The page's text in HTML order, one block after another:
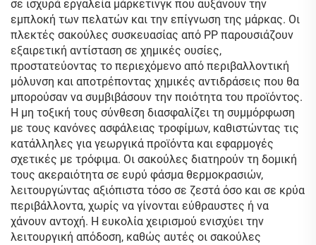
σε ισχυρά εργαλεία μάρκετινγκ που αυξάνουν την
εμπλοκή των πελατών και την επίγνωση της μάρκας. Οι
πλεκτές σακούλες συσκευασίας από PP παρουσιάζουν
εξαιρετική αντίσταση σε χημικές ουσίες,
προστατεύοντας το περιεχόμενο από περιβαλλοντική
μόλυνση και αποτρέποντας χημικές αντιδράσεις που θα
μπορούσαν να συμβιβάσουν την ποιότητα του προϊόντος.
Η μη τοξική τους σύνθεση διασφαλίζει τη συμμόρφωση
με τους κανόνες ασφάλειας τροφίμων, καθιστώντας τις
κατάλληλες για γεωργικά προϊόντα και εφαρμογές
σχετικές με τρόφιμα. Οι σακούλες διατηρούν τη δομική
τους ακεραιότητα σε ευρύ φάσμα θερμοκρασιών,
λειτουργώντας αξιόπιστα τόσο σε ζεστά όσο και σε κρύα
περιβάλλοντα, χωρίς να γίνονται εύθραυστες ή να
χάνουν αντοχή. Η ευκολία χειρισμού ενισχύει την
λειτουργική απόδοση, καθώς αυτές οι σακούλες